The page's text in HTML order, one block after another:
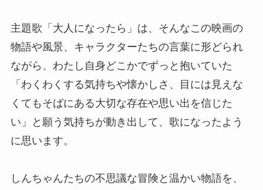
主題歌「大人になったら」は、そんなこの映画の
物語や風景、キャラクターたちの言葉に形どられ
ながら、わたし自身どこかでずっと抱いていた
「わくわくする気持ちや懐かしさ、目には見えな
くてもそばにある大切な存在や思い出を信じた
い」と願う気持ちが動き出して、歌になったよう
に思います。
しんちゃんたちの不思議な冒険と温かい物語を、